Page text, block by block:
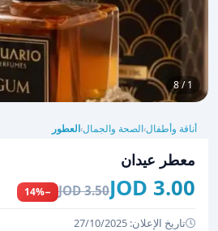
1 / 8
أناقة وأطفال›الصحة والجمال›العطور
معطر عيدان
3.00 JOD
3.50 JOD
−14%
تاريخ الإعلان: 27/10/2025